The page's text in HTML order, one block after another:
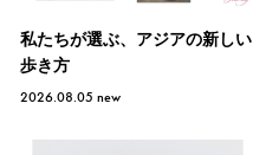
私たちが選ぶ、アジアの新しい
歩き方
2026.08.05new